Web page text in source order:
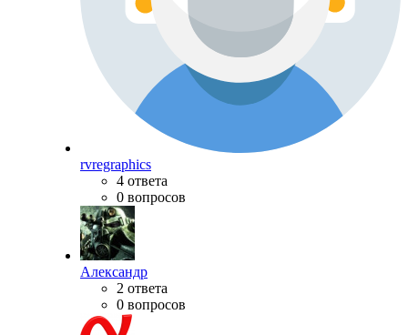
rvregraphics
4 ответа
0 вопросов
Александр
2 ответа
0 вопросов